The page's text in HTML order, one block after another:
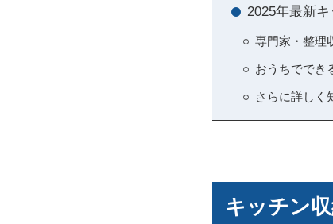
2025年最新
専門家・整理
おうちででき
さらに詳しく
キッチン